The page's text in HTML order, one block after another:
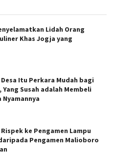
Lidah Orang
Khas Jogja yang
Desa Itu Perkara Mudah bagi
Yang Susah adalah Membeli
Nyamannya
ke Pengamen Lampu
Pengamen Malioboro